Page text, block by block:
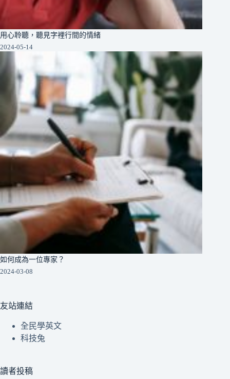
用心聆聽，聽見字裡行間的情緒
2024-05-14
如何成為一位專家？
2024-03-08
友站連結
全民學英文
科技兔
讀者投稿